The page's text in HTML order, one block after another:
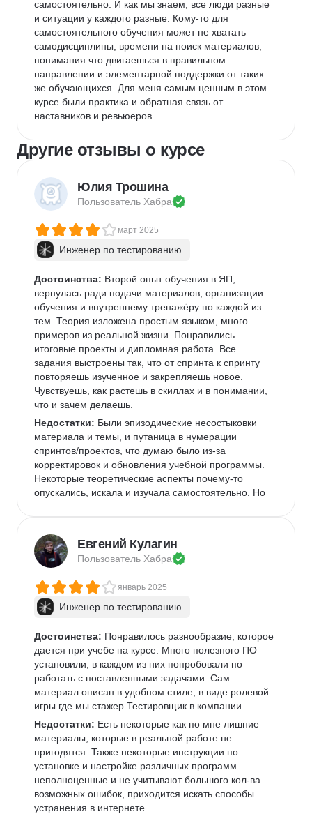
самостоятельно. И как мы знаем, все люди разные
и ситуации у каждого разные. Кому-то для
самостоятельного обучения может не хватать
самодисциплины, времени на поиск материалов,
понимания что двигаешься в правильном
направлении и элементарной поддержки от таких
же обучающихся. Для меня самым ценным в этом
курсе были практика и обратная связь от
наставников и ревьюеров.
Другие отзывы о курсе
Юлия Трошина
Пользователь Хабра
март 2025
Инженер по тестированию
Достоинства: Второй опыт обучения в ЯП,
вернулась ради подачи материалов, организации
обучения и внутреннему тренажёру по каждой из
тем. Теория изложена простым языком, много
примеров из реальной жизни. Понравились
итоговые проекты и дипломная работа. Все
задания выстроены так, что от спринта к спринту
повторяешь изученное и закрепляешь новое.
Чувствуешь, как растешь в скиллах и в понимании,
что и зачем делаешь.
Недостатки: Были эпизодические несостыковки
материала и темы, и путаница в нумерации
спринтов/проектов, что думаю было из-за
корректировок и обновления учебной программы.
Некоторые теоретические аспекты почему-то
опускались, искала и изучала самостоятельно. Но
организация общения в пачке в плане вопросов-
ответов, то нужен наставник, то преподаватель.
Одни перенаправляют к другим, если вопрос "не из
Комментарий: Курс дает хорошую базу, но ее
качество будет зависеть от вашего отношения и
темам есть тренировочные задания, поэтому лучше
самостоятельно докапывать и закреплять.
Материал подан абсолютно доступно, все задания
выполнимые. На мой вкус было маловато
практических заданий в самих спринтах и какой-то
активности за пределами учебника. Еще не
вызывали симпатии воркшопы, для меня тяжело
концентрироваться на задании и его решении,
когда идут постоянные переговоры между собой.
Тут отдала бы предпочтение вебинарам, где можно
разобрать сложные темы с наставником и обсудить
реальные случаи/кейсы в практике. Окончила курс
Евгений Кулагин
Пользователь Хабра
январь 2025
Инженер по тестированию
Достоинства: Понравилось разнообразие, которое
дается при учебе на курсе. Много полезного ПО
установили, в каждом из них попробовали по
работать с поставленными задачами. Сам
материал описан в удобном стиле, в виде ролевой
игры где мы стажер Тестировщик в компании.
Недостатки: Есть некоторые как по мне лишние
материалы, которые в реальной работе не
пригодятся. Также некоторые инструкции по
установке и настройке различных программ
неполноценные и не учитывают большого кол-ва
возможных ошибок, приходится искать способы
устранения в интернете.